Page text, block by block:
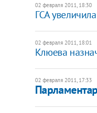
02 февраля 2011, 18:30
ГСА
02 февраля 2011, 18:01
Клюева
02 февраля 2011, 17:33